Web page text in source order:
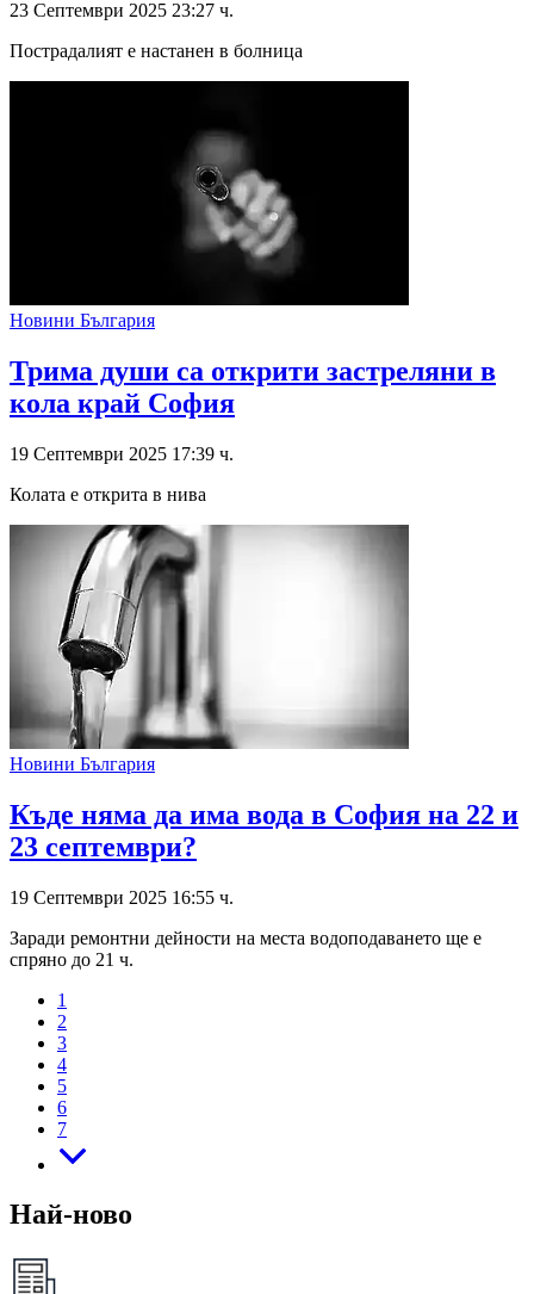
23 Септември 2025 23:27 ч.
Пострадалият е настанен в болница
Новини България
Трима души са открити застреляни в
кола край София
19 Септември 2025 17:39 ч.
Колата е открита в нива
Новини България
Къде няма да има вода в София на 22 и
23 септември?
19 Септември 2025 16:55 ч.
Заради ремонтни дейности на места водоподаването ще е
спряно до 21 ч.
1
2
3
4
5
6
7
Най-ново